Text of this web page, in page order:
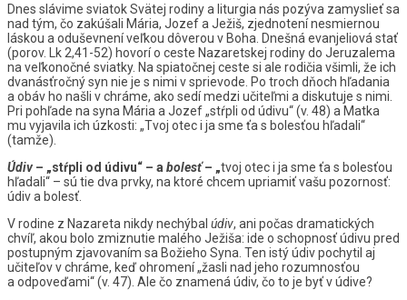
Dnes slávime sviatok Svätej rodiny a liturgia nás pozýva zamyslieť sa
nad tým, čo zakúšali Mária, Jozef a Ježiš, zjednotení nesmiernou
láskou a oduševnení veľkou dôverou v Boha. Dnešná evanjeliová stať
(porov. Lk 2,41-52) hovorí o ceste Nazaretskej rodiny do Jeruzalema
na veľkonočné sviatky. Na spiatočnej ceste si ale rodičia všimli, že ich
dvanásťročný syn nie je s nimi v sprievode. Po troch dňoch hľadania
a obáv ho našli v chráme, ako sedí medzi učiteľmi a diskutuje s nimi.
Pri pohľade na syna Mária a Jozef „stŕpli od údivu“ (v. 48) a Matka
mu vyjavila ich úzkosti: „Tvoj otec i ja sme ťa s bolesťou hľadali“
(tamže).
Údiv – „stŕpli od údivu“ – a bolesť– „tvoj otec i ja sme ťa s bolesťou
hľadali“ – sú tie dva prvky, na ktoré chcem upriamiť vašu pozornosť:
údiv a bolesť.
V rodine z Nazareta nikdy nechýbal údiv, ani počas dramatických
chvíľ, akou bolo zmiznutie malého Ježiša: ide o schopnosť údivu pred
postupným zjavovaním sa Božieho Syna. Ten istý údiv pochytil aj
učiteľov v chráme, keď ohromení „žasli nad jeho rozumnosťou
a odpoveďami“ (v. 47). Ale čo znamená údiv, čo to je byť v údive?